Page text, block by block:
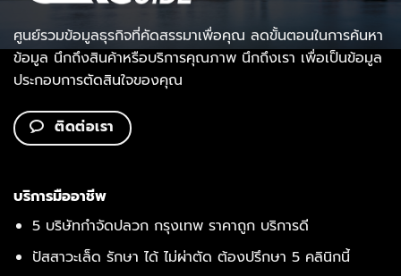
ศูนย์รวมข้อมูลธุรกิจที่คัดสรรมาเพื่อคุณ ลดขั้นตอนในการค้นหา
ข้อมูล นึกถึงสินค้าหรือบริการคุณภาพ นึกถึงเรา เพื่อเป็นข้อมูล
ประกอบการตัดสินใจของคุณ
ติดต่อเรา
บริการมืออาชีพ
5 บริษัทกำจัดปลวก กรุงเทพ ราคาถูก บริการดี
ปัสสาวะเล็ด รักษา ได้ ไม่ผ่าตัด ต้องปรึกษา 5 คลินิกนี้